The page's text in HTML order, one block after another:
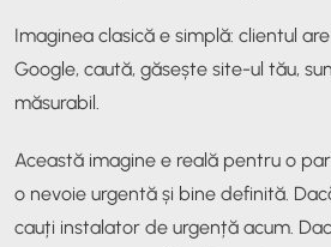
Imaginea clasică e simplă: clientul
Google, caută, găsește site-ul tău,
măsurabil.
Această imagine e reală pentru o
o nevoie urgentă și bine definită.
cauți instalator de urgență acum.